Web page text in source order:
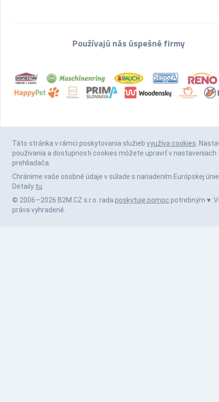
Používajú nás úspešné firmy
Táto stránka v rámci poskytovania služieb využíva cookies.
používania a dostupnosti cookies môžete upraviť v nastaveniach
prehliadača.
Chránime vaše osobné údaje v súlade s nariadením Európskej únie
Detaily tu.
© 2006—2026 B2M.CZ s.r.o. rada poskytuje pomoc potrebným ♥️.
práva vyhradené.